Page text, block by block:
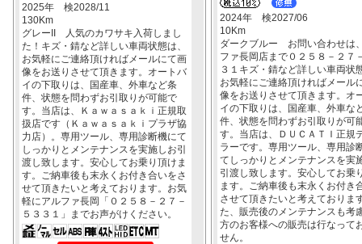
2025年 検2028/11
130Km
グレーII 人気のカワサキ入荷しまし
た！キズ・錆など詳しい車両状態は、
お気軽にご連絡頂ければメールにて画
像をお送りさせて頂きます。オートバ
イの下取りは、国産車、外車など条
件、状態を問わずお引取りが可能で
す。当店は、Ｋａｗａｓａｋｉ正規取
扱店です（Ｋａｗａｓａｋｉプラザ協
力店）。専用ツール、専用診断機にて
しっかりとメンテナンスを実施しお引
渡し致します。安心してお乗り頂けま
す。ご納車後も末永くお付き合いをさ
せて頂きたいと考えております。お気
軽にアルファ長岡「０２５８－２７－
５３３１」までお声がけください。
2024年 検2027/06
10Km
ダークブルー お問い合わせは
ファ長岡店まで０２５８－２７
３１キズ・錆など詳しい車両状
お気軽にご連絡頂ければメール
像をお送りさせて頂きます。オ
イの下取りは、国産車、外車な
件、状態を問わずお引取りが可
す。当店は、ＤＵＣＡＴＩ正規
ラーです。専用ツール、専用診
てしっかりとメンテナンスを実
引渡し致します。安心してお乗
ます。ご納車後も末永くお付き
させて頂きたいと考えておりま
た、販売後のメンテナンスも考
方のお客様への販売は行なって
せん。